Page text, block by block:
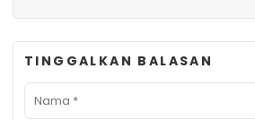
TINGGALKAN BALASAN